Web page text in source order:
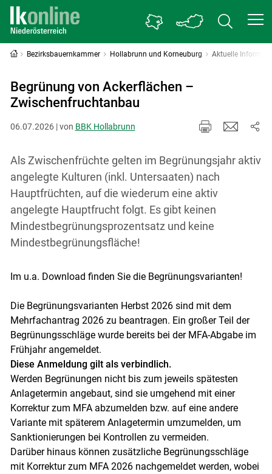
Bezirksbauernkammer Hollabrunn und Korneuburg Aktuelle
Begrünung von Ackerflächen –
Zwischenfruchtanbau
06.07.2026 | von BBK Hollabrunn
Als Zwischenfrüchte gelten im Begrünungsjahr aktiv
angelegte Kulturen (inkl. Untersaaten) nach
Hauptfrüchten, auf die wiederum eine aktiv
angelegte Hauptfrucht folgt. Es gibt keinen
Mindestbegrünungsprozentsatz und keine
Mindestbegrünungsfläche!
Im u.a. Download finden Sie die Begrünungsvarianten!
Die Begrünungsvarianten Herbst 2026 sind mit dem
Mehrfachantrag 2026 zu beantragen. Ein großer Teil der
Begrünungsschläge wurde bereits bei der MFA-Abgabe im
Frühjahr angemeldet.
Diese Anmeldung gilt als verbindlich.
Werden Begrünungen nicht bis zum jeweils spätesten
Anlagetermin angebaut, sind sie umgehend mit einer
Korrektur zum MFA abzumelden bzw. auf eine andere
Variante mit späterem Anlagetermin umzumelden, um
Sanktionierungen bei Kontrollen zu vermeiden.
Darüber hinaus können zusätzliche Begrünungsschläge
mit Korrektur zum MFA 2026 nachgemeldet werden, wobei